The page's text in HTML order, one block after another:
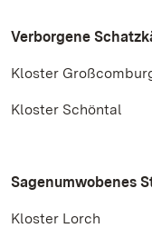
Verborgene
Kloster
Kloster Schöntal
Sagenumwobenes
Kloster Lorch